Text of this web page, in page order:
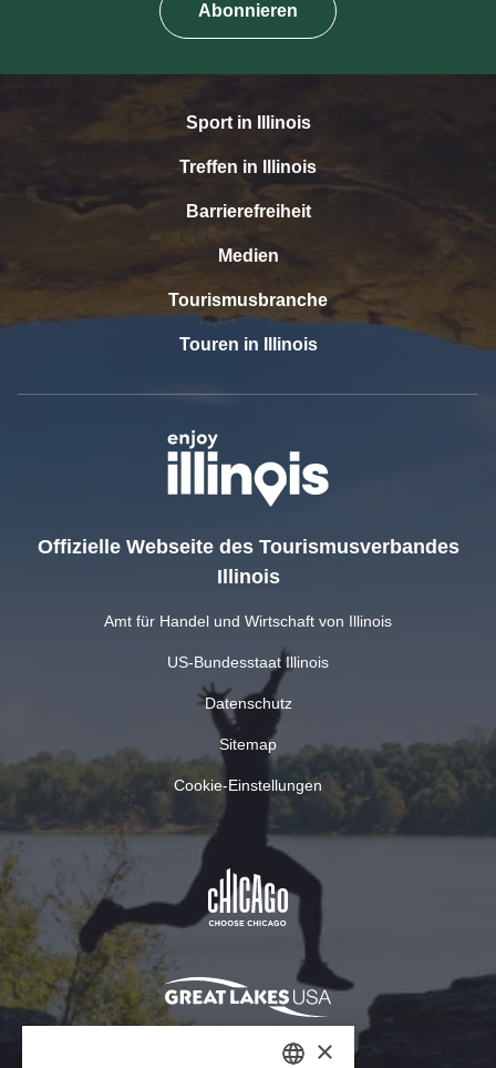
Abonnieren
Sport in Illinois
Treffen in Illinois
Barrierefreiheit
Medien
Tourismusbranche
Touren in Illinois
Offizielle Webseite des Tourismusverbandes
Illinois
Amt für Handel und Wirtschaft von Illinois
US-Bundesstaat Illinois
Datenschutz
Sitemap
Cookie-Einstellungen